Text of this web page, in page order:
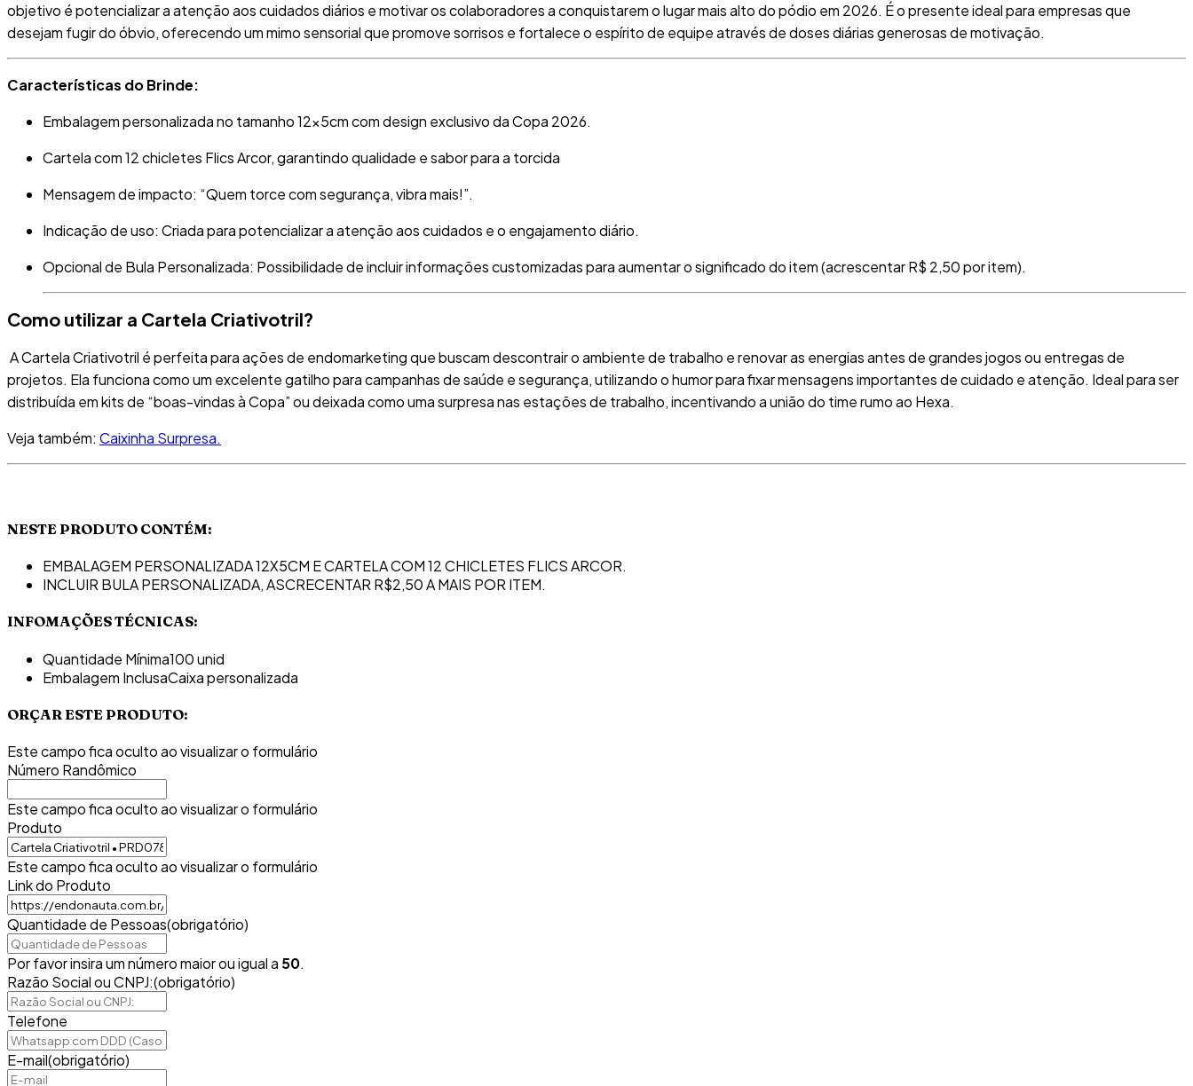
objetivo é potencializar a atenção aos cuidados diários e motivar os colaboradores a conquistarem o lugar mais alto do pódio em 2026. É o presente ideal para empresas que
desejam fugir do óbvio, oferecendo um mimo sensorial que promove sorrisos e fortalece o espírito de equipe através de doses diárias generosas de motivação.
Características do Brinde:
Embalagem personalizadano tamanho 12x5cm com design exclusivo da Copa 2026.
Cartela com 12 chicletes Flics Arcor, garantindo qualidade e sabor para a torcida
Mensagem de impacto: “Quem torce com segurança, vibra mais!”.
Indicação de uso: Criada para potencializar a atenção aos cuidados e o engajamento diário.
Opcional de Bula Personalizada: Possibilidade de incluir informações customizadas para aumentar o significado do item (acrescentar R$ 2,50 por item).
Como utilizar a Cartela Criativotril?
ACartela Criativotril é perfeita para ações de endomarketing que buscam descontrair o ambiente de trabalho e renovar as energias antes de grandes jogos ou entregas de
projetos. Ela funciona como um excelente gatilho para campanhas de saúde e segurança, utilizando o humor para fixar mensagens importantes de cuidado e atenção. Ideal para ser
distribuída em kits de “boas-vindas à Copa” ou deixada como uma surpresa nas estações de trabalho, incentivando a união do time rumo ao Hexa.
Veja também: Caixinha Surpresa.
NESTE PRODUTO CONTÉM:
EMBALAGEM PERSONALIZADA 12X5CM E CARTELA COM 12 CHICLETES FLICS ARCOR.
INCLUIR BULA PERSONALIZADA, ASCRECENTAR R$2,50 A MAIS POR ITEM.
INFOMAÇÕES TÉCNICAS:
Quantidade Mínima100 unid
Embalagem InclusaCaixa personalizada
ORÇAR ESTE PRODUTO:
Este campo fica oculto ao visualizar o formulário
Número Randômico
Este campo fica oculto ao visualizar o formulário
Produto
Este campo fica oculto ao visualizar o formulário
Link do Produto
Quantidade de Pessoas(obrigatório)
Por favor insira um número maior ou igual a 50.
Razão Social ou CNPJ:(obrigatório)
Telefone
E-mail(obrigatório)